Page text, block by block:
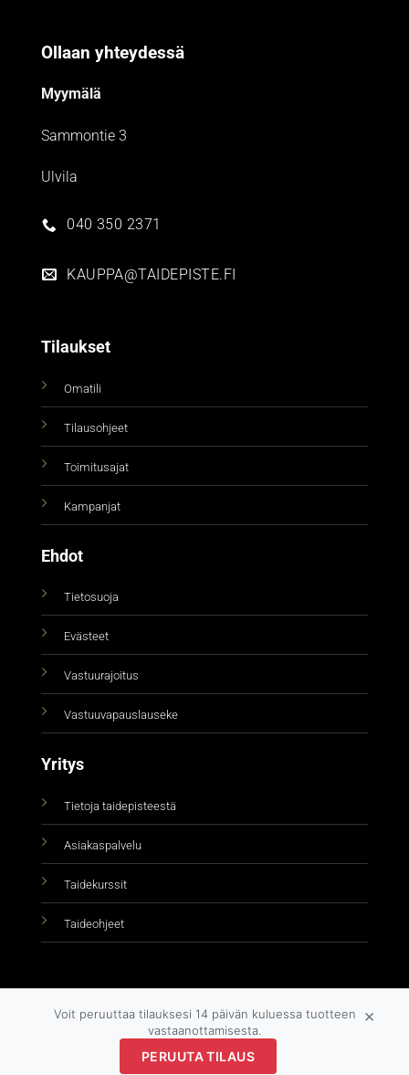
Ollaan yhteydessä
Myymälä
Sammontie 3
Ulvila
040 350 2371
KAUPPA@TAIDEPISTE.FI
Tilaukset
Omatili
Tilausohjeet
Toimitusajat
Kampanjat
Ehdot
Tietosuoja
Evästeet
Vastuurajoitus
Vastuuvapauslauseke
Yritys
Tietoja taidepisteestä
Asiakaspalvelu
Taidekurssit
Taideohjeet
Copyright 2026 ©taidepiste.fi
Voit peruuttaa tilauksesi 14 päivän kuluessa tuotteen
vastaanottamisesta.
PERUUTA TILAUS
×